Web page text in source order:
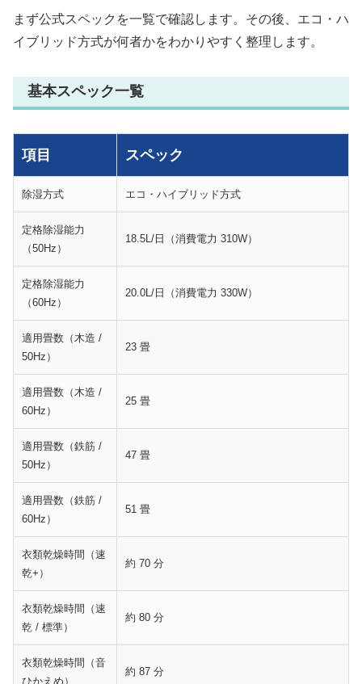
まず公式スペックを一覧で確認します。その後、エコ・ハ
イブリッド方式が何者かをわかりやすく整理します。
基本スペック一覧
項目 スペック
除湿方式 エコ・ハイブリッド方式
定格除湿能力
（50Hz）
18.5L/日（消費電力 310W）
定格除湿能力
（60Hz）
20.0L/日（消費電力 330W）
適用畳数（木造 /
50Hz）
23 畳
適用畳数（木造 /
60Hz）
25 畳
適用畳数（鉄筋 /
50Hz）
47 畳
適用畳数（鉄筋 /
60Hz）
51 畳
衣類乾燥時間（速
乾+）
約 70 分
衣類乾燥時間（速
乾 / 標準）
約 80 分
衣類乾燥時間（音
ひかえめ）
約 87 分